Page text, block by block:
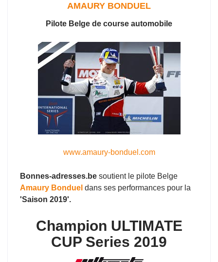
AMAURY BONDUEL
Pilote Belge de course automobile
www.amaury-bonduel.com
Bonnes-adresses.be soutient le pilote Belge
Amaury Bonduel dans ses performances pour la
'Saison 2019'.
Champion ULTIMATE
CUP Series 2019